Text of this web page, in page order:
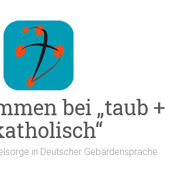
bei „taub +
in Deutscher Gebärdensprache